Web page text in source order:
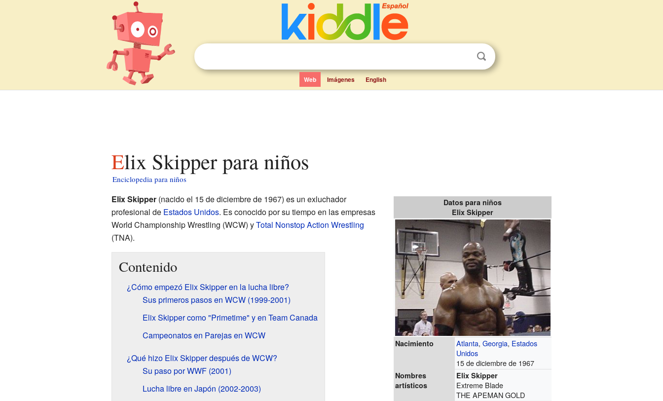
Web Imágenes English
Elix Skipper para niños
Enciclopedia para niños
Datos para niños
Elix Skipper
Nacimiento Atlanta,Georgia, Estados
Unidos
15 de diciembre de 1967
Nombres
artísticos
Elix Skipper
Extreme Blade
THE APEMAN GOLD
Elix Skipper(nacido el 15 de diciembre de 1967) es un exluchador
profesional de Estados Unidos. Es conocido por su tiempo en las empresas
World Championship Wrestling (WCW) yTotal Nonstop Action Wrestling
(TNA).
Contenido
¿Cómo empezó Elix Skipper en la lucha libre?
Sus primeros pasos en WCW (1999-2001)
Elix Skipper como "Primetime" y en Team Canada
Campeonatos en Parejas en WCW
¿Qué hizo Elix Skipper después de WCW?
Su paso por WWF (2001)
Lucha libre en Japón (2002-2003)